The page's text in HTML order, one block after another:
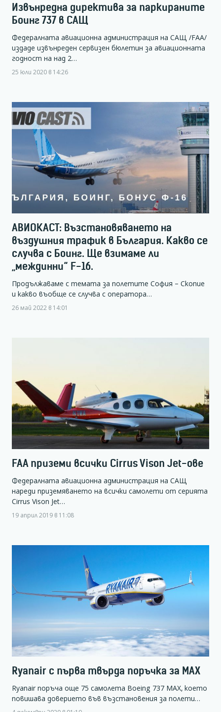
Извънредна директива за паркираните
Боинг 737 в САЩ
Федералната авиационна администрация на САЩ /FAA/
издаде извънреден сервизен бюлетин за авиационната
годност на над 2…
25 юли 2020 в 14:26
АВИОКАСТ: Възстановяването на
въздушния трафик в България. Какво се
случва с Боинг. Ще взимаме ли
„междинни“ F-16.
Продължаваме с темата за полетите София – Скопие
и какво въобще се случва с оператора…
26 май 2022 в 14:01
FAA приземи всички Cirrus Vison Jet-ове
Федералната авиационна администрация на САЩ
нареди приземяването на всички самолети от серията
Cirrus Vison Jet…
19 април 2019 в 11:08
Ryanair с първа твърда поръчка за MAX
Ryanair поръча още 75 самолета Boeing 737 MAX, което
повишава доверието във възстановения за полети…